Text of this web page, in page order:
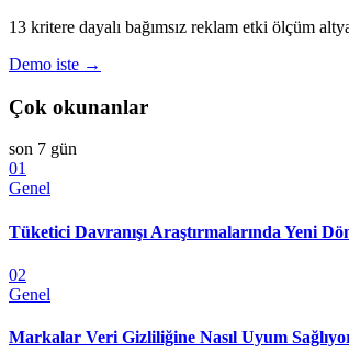
13 kritere dayalı bağımsız reklam etki ölçüm
Demo iste →
Çok okunanlar
son 7 gün
01
Genel
Tüketici Davranışı Araştırmalarında Yeni
02
Genel
Markalar Veri Gizliliğine Nasıl Uyum